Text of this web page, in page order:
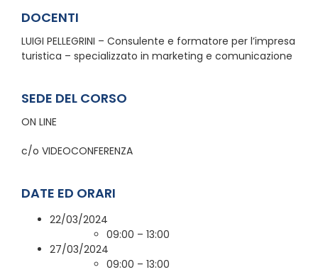
DOCENTI
LUIGI PELLEGRINI – Consulente e formatore per l’impresa
turistica – specializzato in marketing e comunicazione
SEDE DEL CORSO
ON LINE
c/o VIDEOCONFERENZA
DATE ED ORARI
22/03/2024
09:00 – 13:00
27/03/2024
09:00 – 13:00